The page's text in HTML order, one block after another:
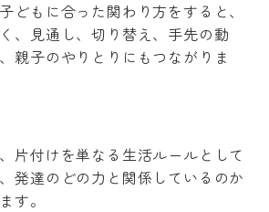
どもに合った関わり方をすると、
、見通し、切り替え、手先の動
親子のやりとりにもつながりま
片付けを単なる生活ルールとして
発達のどの力と関係しているのか
す。